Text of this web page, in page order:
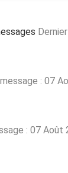
: 07
: 07 Août